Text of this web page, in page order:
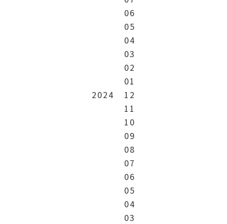
06
05
04
03
02
01
2024
12
11
10
09
08
07
06
05
04
03